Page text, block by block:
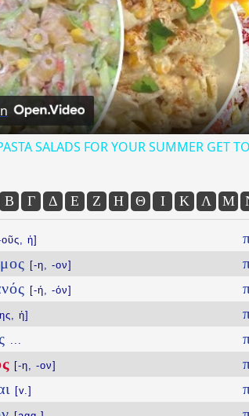
SALADS FOR YOUR SUMMER GET
Β Γ Δ Ε Ζ Η Θ Ι Κ Λ Μ
οῦς, ἡ]
[-η, -ον]
[-ή, -όν]
ἡ]
[-η, -ον]
[v.]